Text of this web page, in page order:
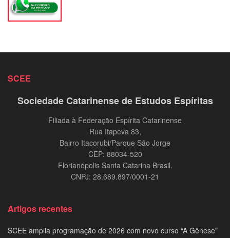
SCEE
Sociedade Catarinense de Estudos Espíritas
Filiada à Federação Espírita Catarinense
Rua Itapeva 83,
Bairro Itacorubi/Parque São Jorge
CEP: 88034-520
Florianópolis Santa Catarina Brasil.
CNPJ: 28.689.897/0001-21
Artigos recentes
SCEE amplia programação de 2026 com novo curso “A Gênese”